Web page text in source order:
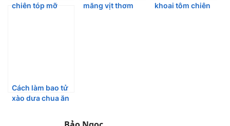
chiên tóp mỡ
măng vịt thơm
khoai tôm chiên
Cách làm bao tử
xào dưa chua ăn